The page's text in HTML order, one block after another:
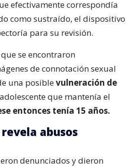
efectivamente correspondía
como sustraído, el dispositivo
para su revisión.
se encontraron
de connotación sexual
una posiblevulneración de
que mantenía el
entonces tenía 15 años.
abusos
denunciados y dieron